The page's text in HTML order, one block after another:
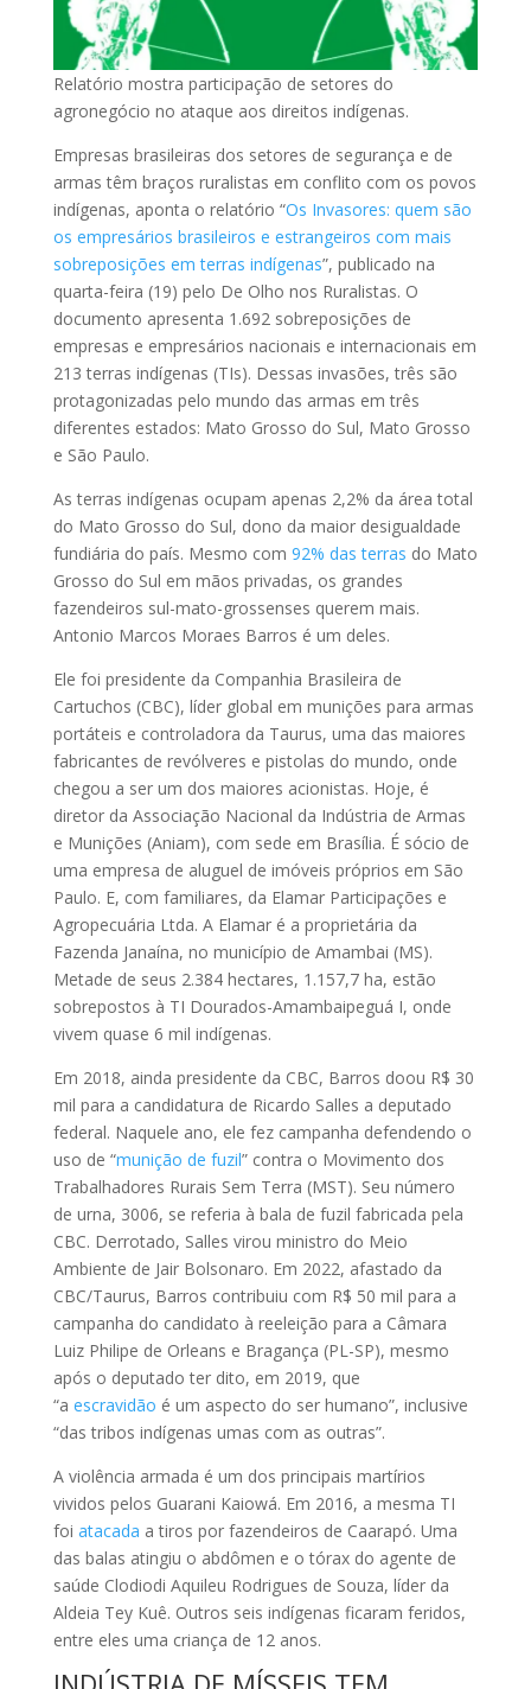
Relatório mostra participação de setores do
agronegócio no ataque aos direitos indígenas.
Empresas brasileiras dos setores de segurança e de
armas têm braços ruralistas em conflito com os povos
indígenas, aponta o relatório “Os Invasores: quem são
os empresários brasileiros e estrangeiros com mais
sobreposições em terras indígenas”, publicado na
quarta-feira (19) pelo De Olho nos Ruralistas. O
documento apresenta 1.692 sobreposições de
empresas e empresários nacionais e internacionais em
213 terras indígenas (TIs). Dessas invasões, três são
protagonizadas pelo mundo das armas em três
diferentes estados: Mato Grosso do Sul, Mato Grosso
e São Paulo.
As terras indígenas ocupam apenas 2,2% da área total
do Mato Grosso do Sul, dono da maior desigualdade
fundiária do país. Mesmo com 92% das terras do Mato
Grosso do Sul em mãos privadas, os grandes
fazendeiros sul-mato-grossenses querem mais.
Antonio Marcos Moraes Barros é um deles.
Ele foi presidente da Companhia Brasileira de
Cartuchos (CBC), líder global em munições para armas
portáteis e controladora da Taurus, uma das maiores
fabricantes de revólveres e pistolas do mundo, onde
chegou a ser um dos maiores acionistas. Hoje, é
diretor da Associação Nacional da Indústria de Armas
e Munições (Aniam), com sede em Brasília. É sócio de
uma empresa de aluguel de imóveis próprios em São
Paulo. E, com familiares, da Elamar Participações e
Agropecuária Ltda. A Elamar é a proprietária da
Fazenda Janaína, no município de Amambai (MS).
Metade de seus 2.384 hectares, 1.157,7 ha, estão
sobrepostos à TI Dourados-Amambaipeguá I, onde
vivem quase 6 mil indígenas.
Em 2018, ainda presidente da CBC, Barros doou R$ 30
mil para a candidatura de Ricardo Salles a deputado
federal. Naquele ano, ele fez campanha defendendo o
uso de “munição de fuzil” contra o Movimento dos
Trabalhadores Rurais Sem Terra (MST). Seu número
de urna, 3006, se referia à bala de fuzil fabricada pela
CBC. Derrotado, Salles virou ministro do Meio
Ambiente de Jair Bolsonaro. Em 2022, afastado da
CBC/Taurus, Barros contribuiu com R$ 50 mil para a
campanha do candidato à reeleição para a Câmara
Luiz Philipe de Orleans e Bragança (PL-SP), mesmo
após o deputado ter dito, em 2019, que
“a escravidão é um aspecto do ser humano”, inclusive
“das tribos indígenas umas com as outras”.
A violência armada é um dos principais martírios
vividos pelos Guarani Kaiowá. Em 2016, a mesma TI
foi atacada a tiros por fazendeiros de Caarapó. Uma
das balas atingiu o abdômen e o tórax do agente de
saúde Clodiodi Aquileu Rodrigues de Souza, líder da
Aldeia Tey Kuê. Outros seis indígenas ficaram feridos,
entre eles uma criança de 12 anos.